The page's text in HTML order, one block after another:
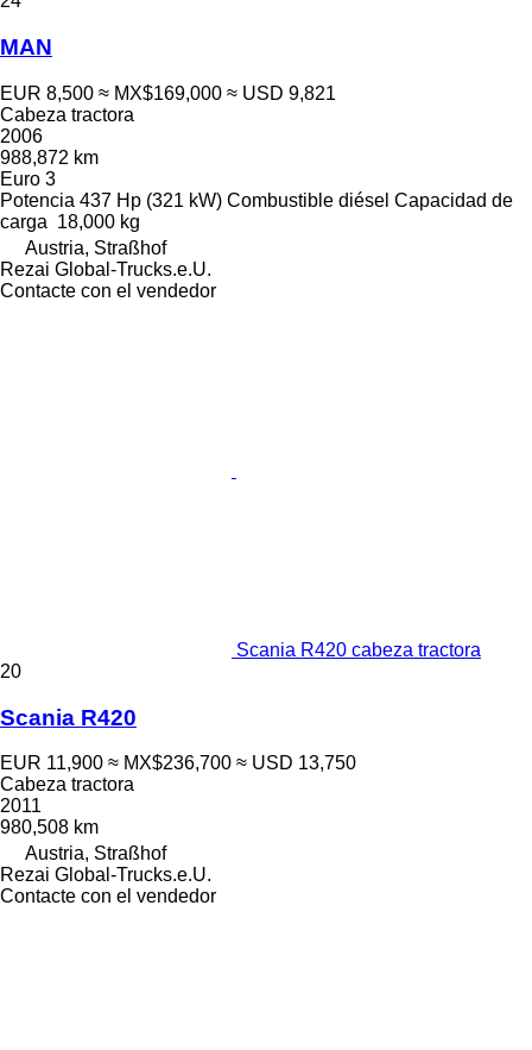
MAN
EUR 8,500 ≈ MX$169,000 ≈ USD 9,821
Cabeza tractora
2006
988,872 km
Euro 3
Potencia 437 Hp (321 kW) Combustible diésel Capacidad de
carga 18,000 kg
Austria, Straßhof
Rezai Global-Trucks.e.U.
Contacte con el vendedor
Scania R420 cabeza tractora
20
Scania R420
EUR 11,900 ≈ MX$236,700 ≈ USD 13,750
Cabeza tractora
2011
980,508 km
Austria, Straßhof
Rezai Global-Trucks.e.U.
Contacte con el vendedor